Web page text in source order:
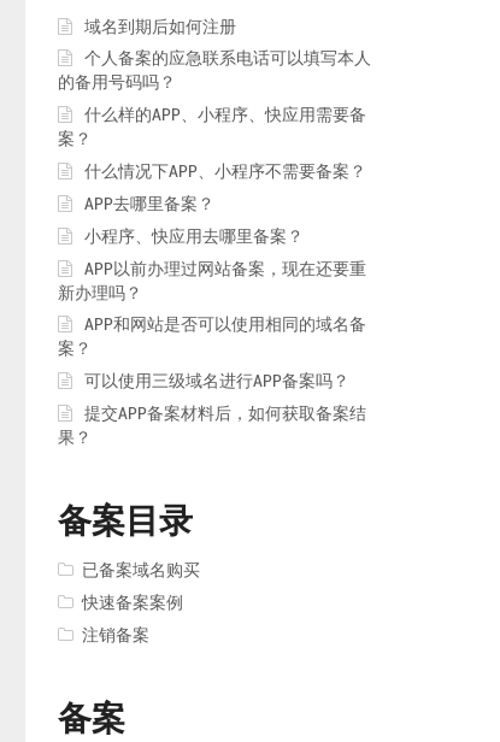
域名到期后如何注册
个人备案的应急联系电话可以填写本人
的备用号码吗？
什么样的APP、小程序、快应用需要备
案？
什么情况下APP、小程序不需要备案？
APP去哪里备案？
小程序、快应用去哪里备案？
APP以前办理过网站备案，现在还要重
新办理吗？
APP和网站是否可以使用相同的域名备
案？
可以使用三级域名进行APP备案吗？
提交APP备案材料后，如何获取备案结
果？
备案目录
已备案域名购买
快速备案案例
注销备案
备案